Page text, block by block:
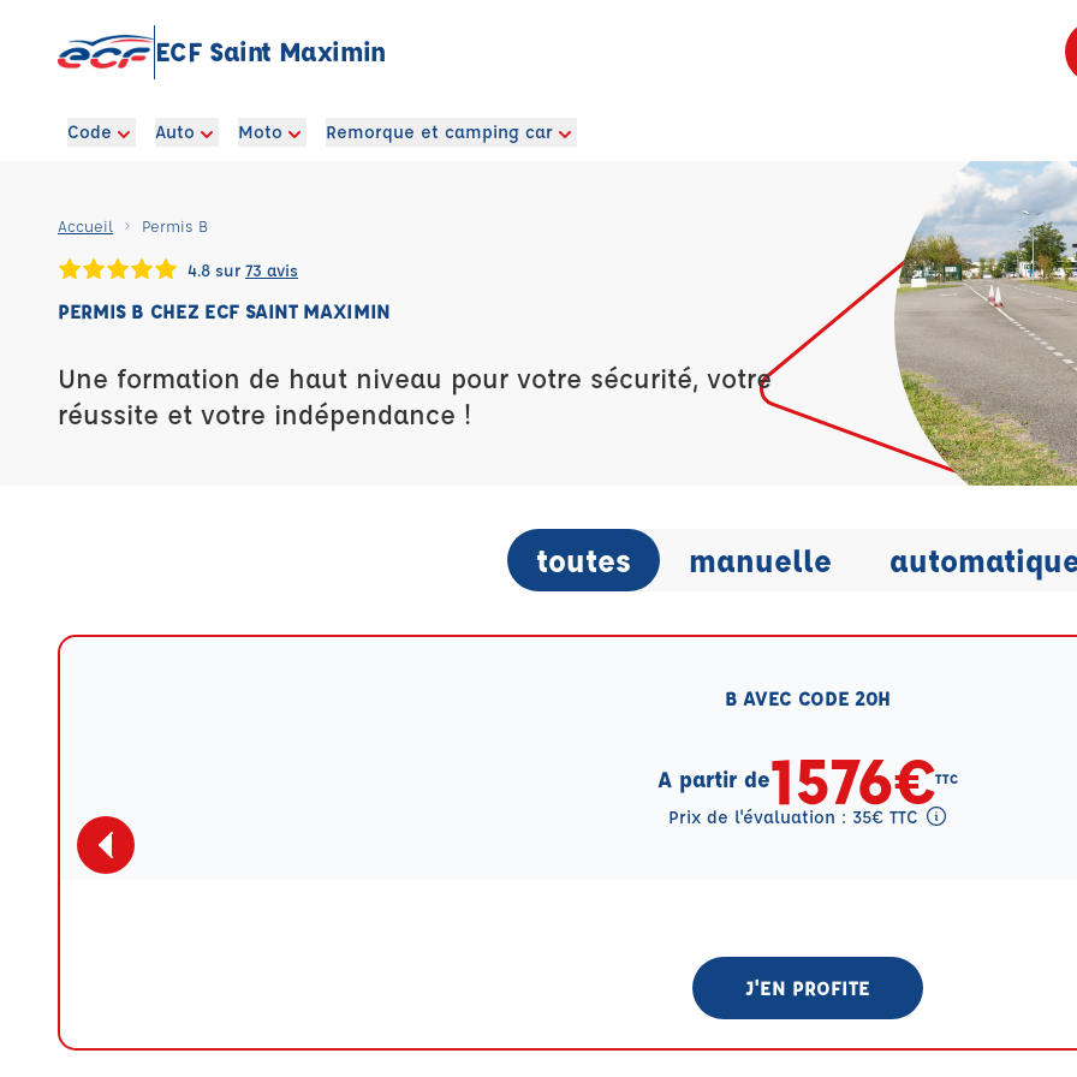
ECF Saint Maximin
Code Auto Moto Remorque et camping car
Accueil Permis B
4.8 sur 73 avis
PERMIS B CHEZ ECF SAINT MAXIMIN
Une formation de haut niveau pour votre sécurité, votre
réussite et votre indépendance !
toutes manuelle
B AVEC CODE 20H
A partir de1576€TTC
Prix de l'évaluation : 35€ TTC
J'EN PROFITE